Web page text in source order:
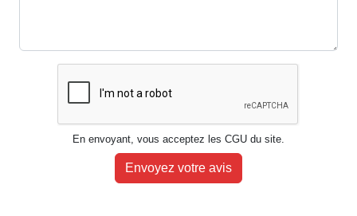
En envoyant, vous acceptez les CGU du site.
Envoyez votre avis